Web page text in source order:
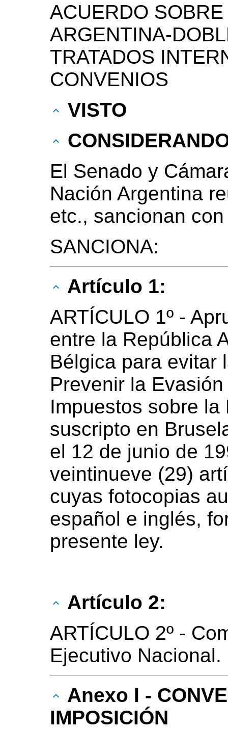
ACUERDO
ARGENTINA-
TRATADOS
CONVENIOS
VISTO
El Senado y
Nación Argentina
etc., sancionan
SANCIONA:
Artículo 1:
ARTÍCULO 1º -
entre la República
Bélgica para evitar
Prevenir la
Impuestos sobre
suscripto en
el 12 de junio de
veintinueve (29)
cuyas fotocopias
español e inglés,
presente ley.
Artículo 2:
ARTÍCULO 2º -
Ejecutivo Nacional.
Anexo I -
IMPOSICIÓN